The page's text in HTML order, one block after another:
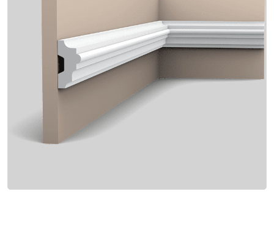
Интерьер и отделка
Лакокрасочные материалы
Клеи, жидкие гвозди
Обои